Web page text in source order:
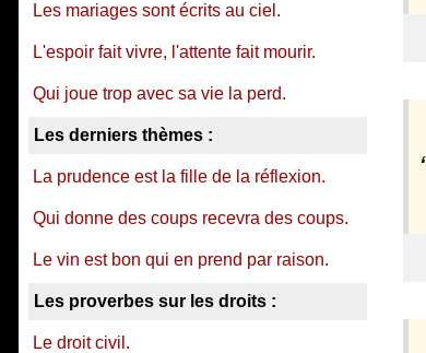
Les mariages sont écrits au ciel.
L'espoir fait vivre, l'attente fait mourir.
Qui joue trop avec sa vie la perd.
Les derniers thèmes :
La prudence est la fille de la réflexion.
Qui donne des coups recevra des coups.
Le vin est bon qui en prend par raison.
Les proverbes sur les droits :
Le droit civil.